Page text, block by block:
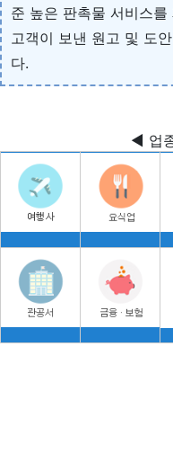
준 높은 판촉물 서비스
고객이 보낸 원고 및 도
다.
◀ 업